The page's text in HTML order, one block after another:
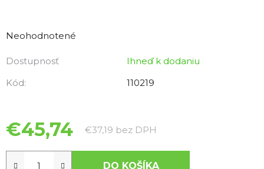
hodnotenie
je
0,0
hviezdičiek.
Neohodnotené
Dostupnosť
Ihneď k dodaniu
Kód:
110219
€45,74 €37,19 bez DPH
DO KOŠÍKA